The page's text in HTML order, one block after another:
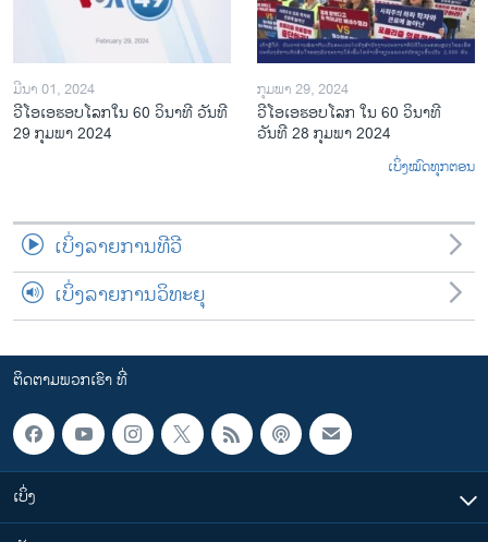
ມີນາ 01, 2024
ວີໂອເອຮອບໂລກໃນ 60 ວິນາທີ ວັນທີ
29 ກຸມພາ 2024
ກຸມພາ 29, 2024
ວີໂອເອຮອບໂລກ ໃນ 60 ວິນາທີ
ວັນທີ 28 ກຸມພາ 2024
ເບິ່ງໝົດທຸກຕອນ
ເບິ່ງລາຍການທີວີ
ເບິ່ງລາຍການວິທະຍຸ
ຕິດຕາມພວກເຮົາ ທີ່
ເບິ່ງ